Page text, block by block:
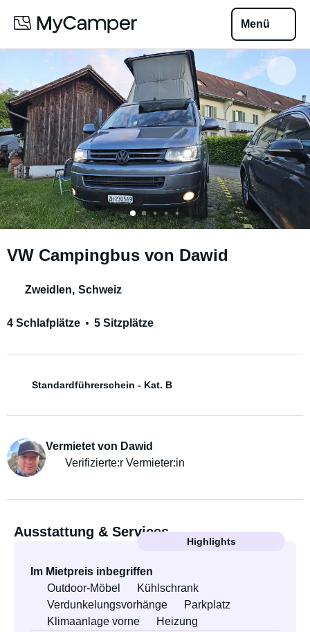
Menü
VW Campingbus von Dawid
Zweidlen, Schweiz
4 Schlafplätze 5 Sitzplätze
Standardführerschein - Kat. B
Vermietet von Dawid
Verifizierte:r Vermieter:in
Ausstattung & Services
Highlights
Im Mietpreis inbegriffen
Outdoor-Möbel
Kühlschrank
Verdunkelungsvorhänge
Parkplatz
Klimaanlage vorne
Heizung